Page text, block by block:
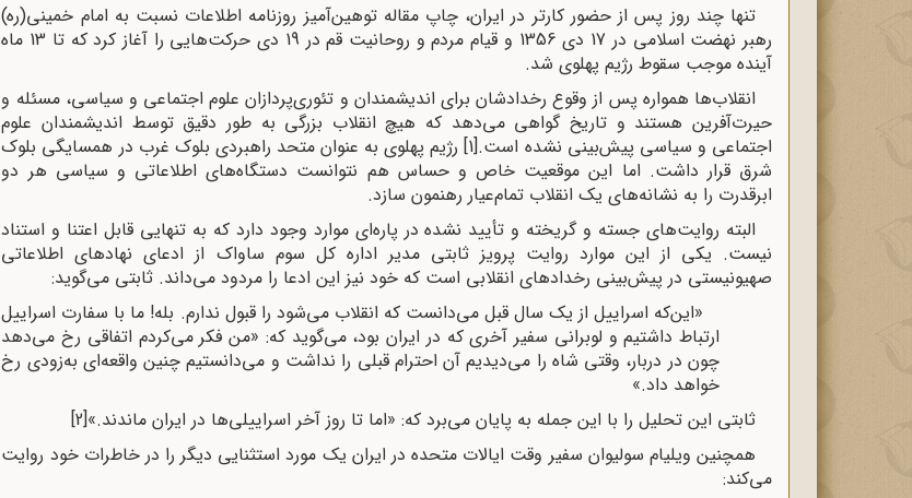
تنها چند روز پس از حضور کارتر در ایران، چاپ مقاله توهین‌آمیز روزنامه اطلاعات نسبت به امام خمینی(ره)
رهبر نهضت اسلامی در 17 دی 1356 و قیام مردم و روحانیت قم در 19 دی حرکت‌هایی را آغاز کرد که تا 13 ماه‌
آینده موجب سقوط رژیم پهلوی شد.
انقلاب‌ها همواره پس از وقوع رخدادشان برای اندیشمندان و تئوری‌پردازان علوم اجتماعی و سیاسی، مسئله و
حیرت‌آفرین هستند و تاریخ گواهی می‌دهد که هیچ انقلاب بزرگی به طور دقیق توسط اندیشمندان علوم
اجتماعی و سیاسی پیش‌بینی نشده است.[1]
رژیم پهلوی به عنوان متحد راهبردی بلوک غرب در همسایگی بلوک
شرق قرار داشت. اما این موقعیت خاص و حساس هم نتوانست دستگاه‌های اطلاعاتی و سیاسی هر دو
ابرقدرت را به نشانه‌های یک انقلاب تمام‌عیار رهنمون سازد.
البته روایت‌های جسته و گریخته و تأیید نشده‌ در پاره‌ای موارد وجود دارد که به تنهایی قابل اعتنا و استناد
نیست. یکی از این موارد روایت پرویز ثابتی مدیر اداره کل سوم ساواک از ادعای نهادهای اطلاعاتی
صهیونیستی در پیش‌بینی رخدادهای انقلابی است که خود نیز این ادعا را مردود می‌داند. ثابتی می‌گوید:
«این‌که اسراییل از یک سال قبل می‌دانست که انقلاب می‌شود را قبول ندارم. بله! ما با سفارت اسراییل
ارتباط داشتیم و لوبرانی سفیر آخری که در ایران بود، می‌گوید که: «من فکر می‌کردم اتفاقی رخ می‌دهد
چون در دربار، وقتی شاه را می‌دیدیم آن احترام قبلی را نداشت و می‌دانستیم چنین واقعه‌ای به‌زودی رخ
خواهد داد.»
ثابتی این تحلیل را با این جمله به پایان می‌برد که: «اما تا روز آخر اسراییلی‌ها در ایران ماندند.»[2]
همچنین ویلیام سولیوان سفیر وقت ایالات متحده در ایران یک مورد استثنایی دیگر را در خاطرات خود روایت
می‌کند: